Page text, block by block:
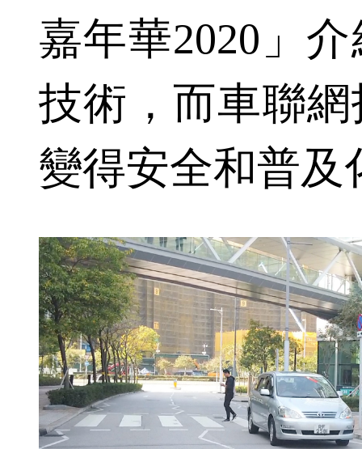
嘉年華2020」
技術，而車聯
變得安全和普及